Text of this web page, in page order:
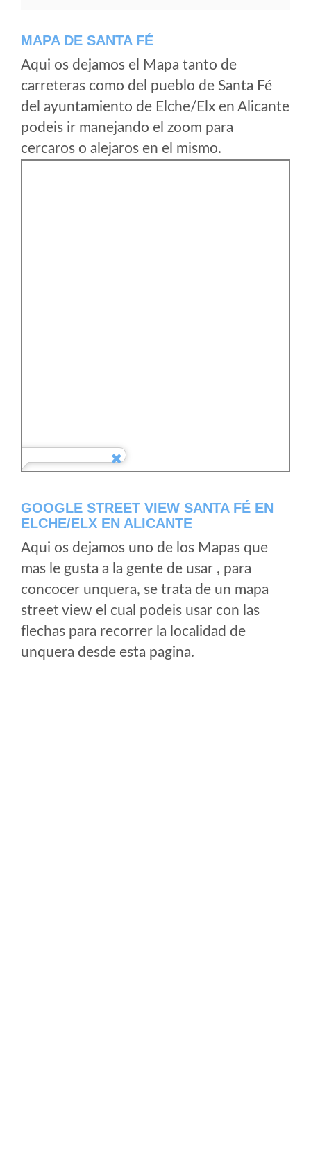
MAPA DE SANTA FÉ
Aqui os dejamos el Mapa tanto de
carreteras como del pueblo de Santa Fé
del ayuntamiento de Elche/Elx en Alicante
podeis ir manejando el zoom para
cercaros o alejaros en el mismo.
GOOGLE STREET VIEW SANTA FÉ EN
ELCHE/ELX EN ALICANTE
Aqui os dejamos uno de los Mapas que
mas le gusta a la gente de usar , para
concocer unquera, se trata de un mapa
street view el cual podeis usar con las
flechas para recorrer la localidad de
unquera desde esta pagina.